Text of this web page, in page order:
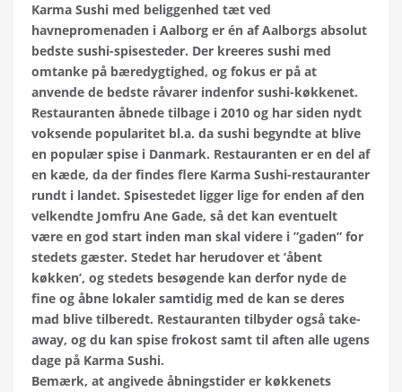
Karma Sushi med beliggenhed tæt ved
havnepromenaden i Aalborg er én af Aalborgs absolut
bedste sushi-spisesteder. Der kreeres sushi med
omtanke på bæredygtighed, og fokus er på at
anvende de bedste råvarer indenfor sushi-køkkenet.
Restauranten åbnede tilbage i 2010 og har siden nydt
voksende popularitet bl.a. da sushi begyndte at blive
en populær spise i Danmark. Restauranten er en del af
en kæde, da der findes flere Karma Sushi-restauranter
rundt i landet. Spisestedet ligger lige for enden af den
velkendte Jomfru Ane Gade, så det kan eventuelt
være en god start inden man skal videre i ”gaden” for
stedets gæster. Stedet har herudover et ’åbent
køkken’, og stedets besøgende kan derfor nyde de
fine og åbne lokaler samtidig med de kan se deres
mad blive tilberedt. Restauranten tilbyder også take-
away, og du kan spise frokost samt til aften alle ugens
dage på Karma Sushi.
Bemærk, at angivede åbningstider er køkkenets